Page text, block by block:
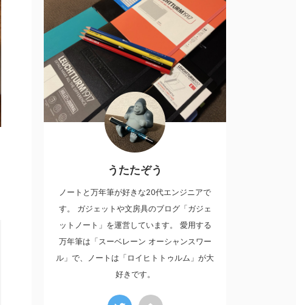
うたたぞう
ノートと万年筆が好きな20代エンジニアで
す。 ガジェットや文房具のブログ「ガジェ
ットノート」を運営しています。 愛用する
万年筆は「スーベレーン オーシャンスワー
ル」で、ノートは「ロイヒトトゥルム」が大
好きです。